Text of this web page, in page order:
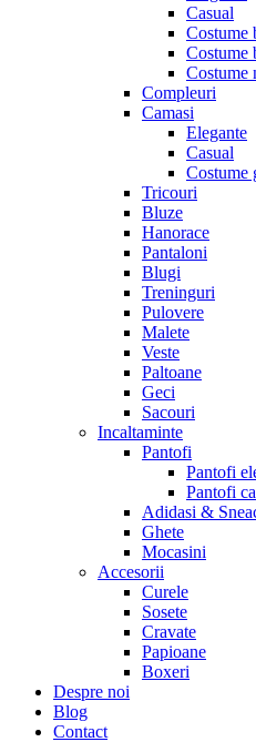
Casual
Costume
Costume
Costume
Compleuri
Camasi
Elegante
Casual
Costume
Tricouri
Bluze
Hanorace
Pantaloni
Blugi
Treninguri
Pulovere
Malete
Veste
Paltoane
Geci
Sacouri
Incaltaminte
Pantofi
Pantofi
Pantofi
Adidasi &
Ghete
Mocasini
Accesorii
Curele
Sosete
Cravate
Papioane
Boxeri
Despre noi
Blog
Contact